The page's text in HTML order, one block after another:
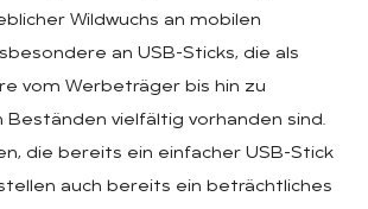
Wildwuchs an mobilen
an USB-Sticks, die als
vom Werbeträger bis hin zu
vielfältig vorhanden sind.
die bereits ein einfacher USB-Stick
auch bereits ein beträchtliches